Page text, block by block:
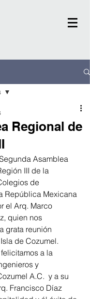
Regional de
Asamblea
III de la
de
República Mexicana
el Arq. Marco
quien nos
grata reunión
de Cozumel.
a la
y
A.C.  y a su
Francisco Díaz